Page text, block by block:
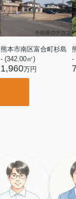
熊本市南区富合町杉島
- (342.00㎡)
1,960万円
-